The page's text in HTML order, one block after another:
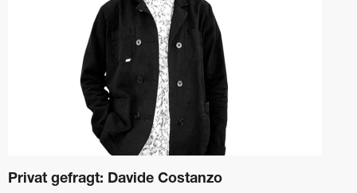
Privat gefragt: Davide Costanzo